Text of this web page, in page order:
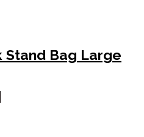
Stand Bag Large